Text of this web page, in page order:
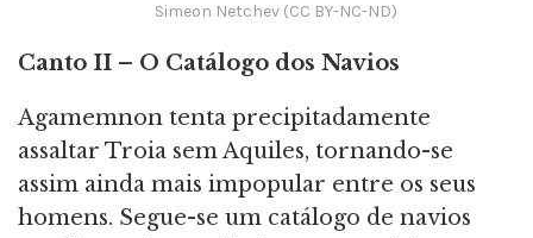
Simeon Netchev (CC BY-NC-ND)
Canto II – O Catálogo dos Navios
Agamemnon tenta precipitadamente
assaltar Troia sem Aquiles, tornando-se
assim ainda mais impopular entre os seus
homens. Segue-se um catálogo de navios